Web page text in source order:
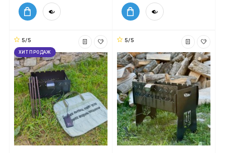
5/5
ХИТ ПРОДАЖ
5/5